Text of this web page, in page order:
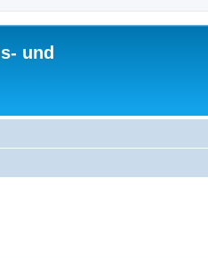
und